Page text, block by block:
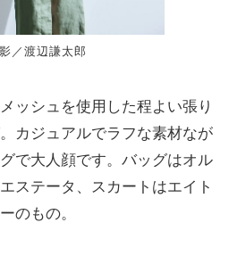
／渡辺謙太郎
ッシュを使用した程よい張り
カジュアルでラフな素材なが
で大人顔です。バッグはオル
ステータ、スカートはエイト
のもの。